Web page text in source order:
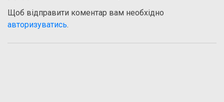
Щоб відправити коментар вам необхідно
авторизуватись.